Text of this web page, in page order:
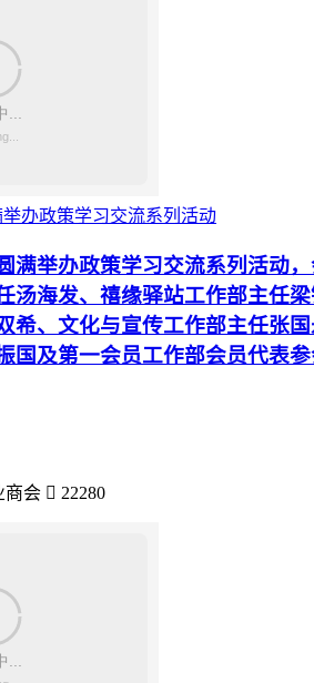
办政策学习交流系列活动
满举办政策学习交流系列活动
汤海发、禧缘驿站工作部主任
希、文化与宣传工作部主任张
国及第一会员工作部会员代表
商会  22280